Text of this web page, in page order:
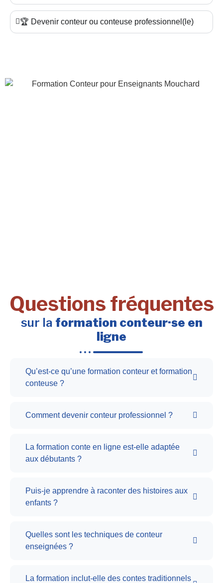
🏆 Devenir conteur ou conteuse professionnel(le)
Questions fréquentes
sur la formation conteur·se en
ligne
Qu’est-ce qu’une formation conteur et formation
conteuse ?
Comment devenir conteur professionnel ?
La formation conte en ligne est-elle adaptée
aux débutants ?
Puis-je apprendre à raconter des histoires aux
enfants ?
Quelles sont les techniques de conteur
enseignées ?
La formation inclut-elle des contes traditionnels